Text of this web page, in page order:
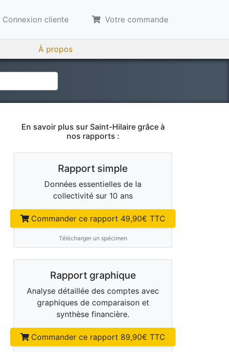
Connexion cliente Votre commande
À propos
En savoir plus sur Saint-Hilairegrâce à
nos rapports :
Rapport simple
Données essentielles de la
collectivité sur 10 ans
Commander ce rapport 49,90€ TTC
Télécharger un spécimen
Rapport graphique
Analyse détaillée des comptes avec
graphiques de comparaison et
synthèse financière.
Commander ce rapport 89,90€ TTC